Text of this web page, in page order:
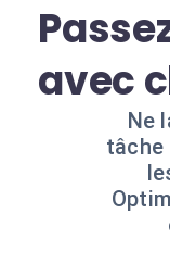
avec
Ne
tâche